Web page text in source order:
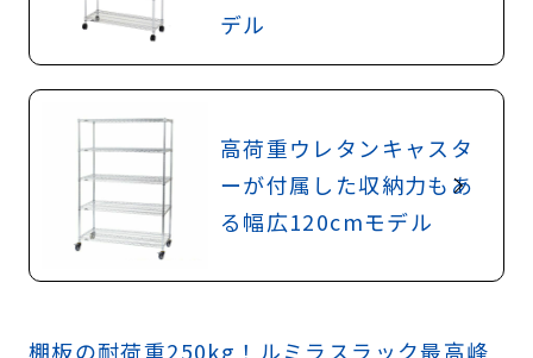
デル
高荷重ウレタンキャスタ
ーが付属した収納力もあ
る幅広120cmモデル
棚板の耐荷重250kg！ルミラスラック最高峰